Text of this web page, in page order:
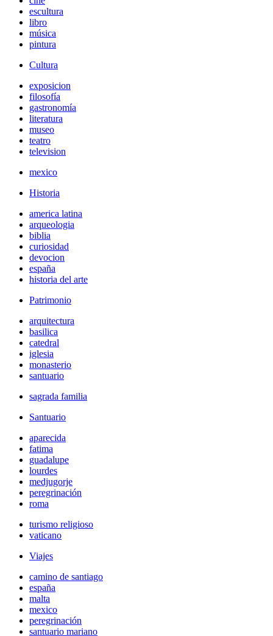
escultura
libro
música
pintura
Cultura
exposicion
filosofía
gastronomía
literatura
museo
teatro
television
mexico
Historia
america latina
arqueologia
biblia
curiosidad
devocion
españa
historia del arte
Patrimonio
arquitectura
basilica
catedral
iglesia
monasterio
santuario
sagrada familia
Santuario
aparecida
fatima
guadalupe
lourdes
medjugorje
peregrinación
roma
turismo religioso
vaticano
Viajes
camino de santiago
españa
malta
mexico
peregrinación
santuario mariano